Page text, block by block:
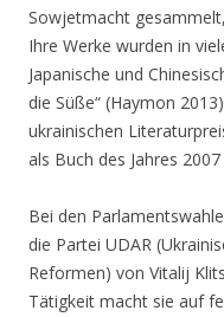
Sowjetmacht
Ihre Werke wurden in
Japanische und
die Süße“ (Haymon
ukrainischen
als Buch des Jahres
Bei den
die Partei UDAR
Reformen) von Vitalij
Tätigkeit macht sie auf